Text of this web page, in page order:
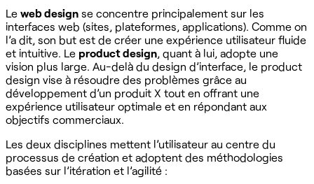
Le web design se concentre principalement sur les
interfaces web (sites, plateformes, applications). Comme on
l’a dit, son but est de créer une expérience utilisateur fluide
et intuitive. Le product design, quant à lui, adopte une
vision plus large. Au-delà du design d’interface, le product
design vise à résoudre des problèmes grâce au
développement d’un produit X tout en offrant une
expérience utilisateur optimale et en répondant aux
objectifs commerciaux.
Les deux disciplines mettent l’utilisateur au centre du
processus de création et adoptent des méthodologies
basées sur l’itération et l’agilité :